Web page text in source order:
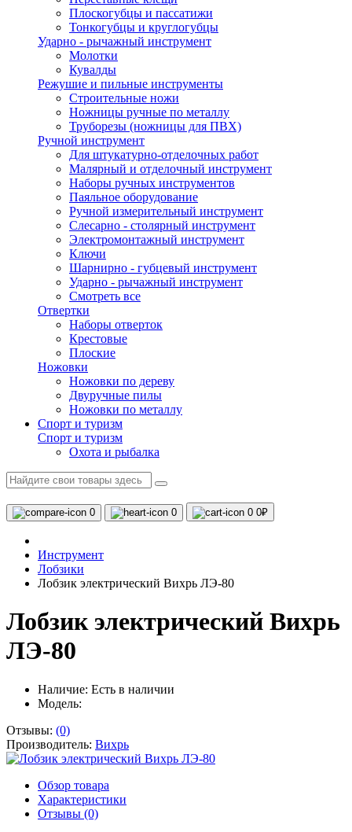
Плоскогубцы и пассатижи
Тонкогубцы и круглогубцы
Ударно - рычажный инструмент
Молотки
Кувалды
Режушие и пильные инструменты
Строительные ножи
Ножницы ручные по металлу
Труборезы (ножницы для ПВХ)
Ручной инструмент
Для штукатурно-отделочных работ
Малярный и отделочный инструмент
Наборы ручных инструментов
Паяльное оборудование
Ручной измерительный инструмент
Слесарно - столярный инструмент
Электромонтажный инструмент
Ключи
Шарнирно - губцевый инструмент
Ударно - рычажный инструмент
Смотреть все
Отвертки
Наборы отверток
Крестовые
Плоские
Ножовки
Ножовки по дереву
Двуручные пилы
Ножовки по металлу
Спорт и туризм
Спорт и туризм
Охота и рыбалка
0 0 0 0₽
Инструмент
Лобзики
Лобзик электрический Вихрь ЛЭ-80
Лобзик электрический Вихрь
ЛЭ-80
Наличие: Есть в наличии
Модель:
Отзывы: (0)
Производитель: Вихрь
Обзор товара
Характеристики
Отзывы (0)